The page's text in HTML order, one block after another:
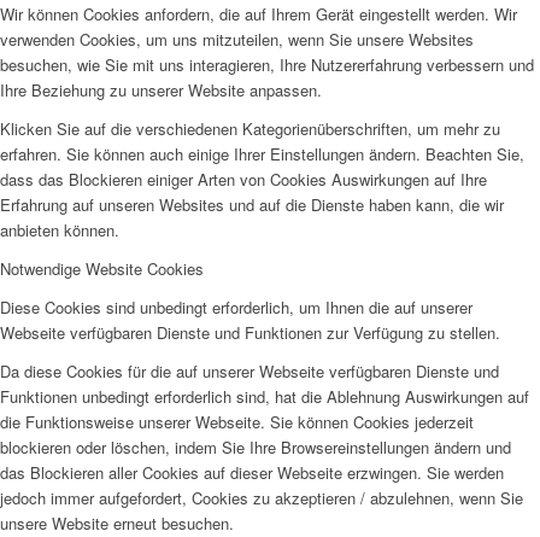
Wir können Cookies anfordern, die auf Ihrem Gerät eingestellt werden. Wir
verwenden Cookies, um uns mitzuteilen, wenn Sie unsere Websites
besuchen, wie Sie mit uns interagieren, Ihre Nutzererfahrung verbessern und
Ihre Beziehung zu unserer Website anpassen.
Klicken Sie auf die verschiedenen Kategorienüberschriften, um mehr zu
erfahren. Sie können auch einige Ihrer Einstellungen ändern. Beachten Sie,
dass das Blockieren einiger Arten von Cookies Auswirkungen auf Ihre
Erfahrung auf unseren Websites und auf die Dienste haben kann, die wir
anbieten können.
Notwendige Website Cookies
Diese Cookies sind unbedingt erforderlich, um Ihnen die auf unserer
Webseite verfügbaren Dienste und Funktionen zur Verfügung zu stellen.
Da diese Cookies für die auf unserer Webseite verfügbaren Dienste und
Funktionen unbedingt erforderlich sind, hat die Ablehnung Auswirkungen auf
die Funktionsweise unserer Webseite. Sie können Cookies jederzeit
blockieren oder löschen, indem Sie Ihre Browsereinstellungen ändern und
das Blockieren aller Cookies auf dieser Webseite erzwingen. Sie werden
jedoch immer aufgefordert, Cookies zu akzeptieren / abzulehnen, wenn Sie
unsere Website erneut besuchen.